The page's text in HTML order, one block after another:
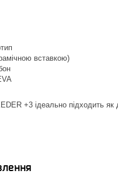
вставкою)
+3 ідеально підходить як